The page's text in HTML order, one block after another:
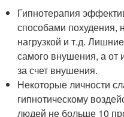
Гипнотерапия
способами похудения,
нагрузкой и т.д.
самого внушения, а от
за счет внушения.
Некоторые личности
гипнотическому
людей не больше 10